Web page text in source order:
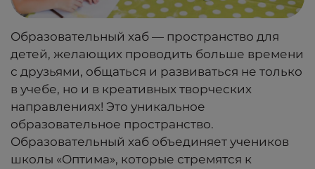
Образовательный хаб — пространство для
детей, желающих проводить больше времени
с друзьями, общаться и развиваться не только
в учебе, но и в креативных творческих
направлениях! Это уникальное
образовательное пространство.
Образовательный хаб объединяет учеников
школы «Оптима», которые стремятся к